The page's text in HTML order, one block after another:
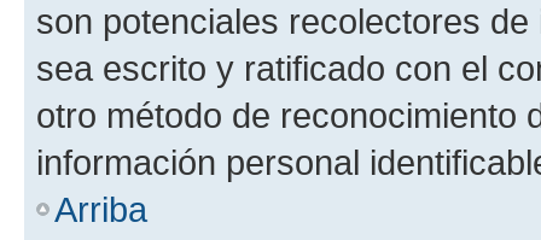
son potenciales recolectores
sea escrito y ratificado con el
otro método de reconocimiento
información personal
Arriba